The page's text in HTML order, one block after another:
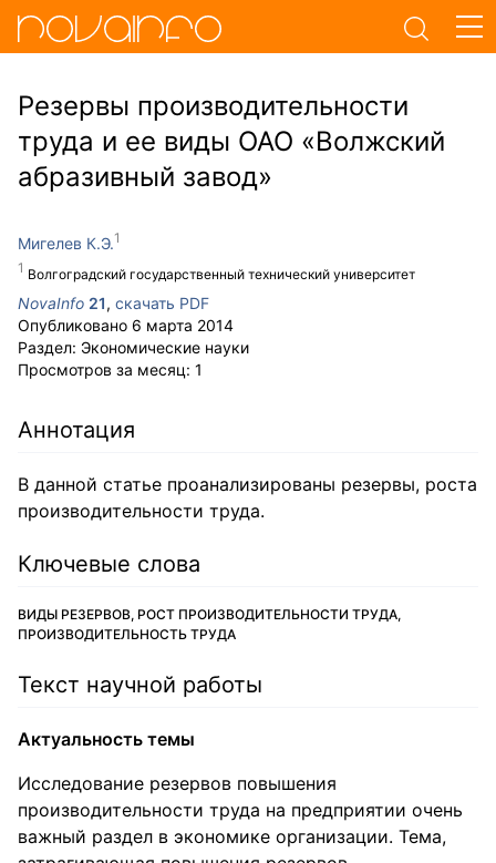
Резервы производительности
труда и ее виды ОАО «Волжский
абразивный завод»
Мигелев К.Э.
Волгоградский государственный технический университет
NovaInfo 21, скачать PDF
Опубликовано 6 марта 2014
Раздел: Экономические науки
Просмотров за месяц: 1
Аннотация
В данной статье проанализированы резервы, роста
производительности труда.
Ключевые слова
ВИДЫ РЕЗЕРВОВ, РОСТ ПРОИЗВОДИТЕЛЬНОСТИ ТРУДА,
ПРОИЗВОДИТЕЛЬНОСТЬ ТРУДА
Текст научной работы
Актуальность темы
Исследование резервов повышения
производительности труда на предприятии очень
важный раздел в экономике организации. Тема,